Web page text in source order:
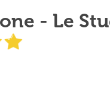
- Le